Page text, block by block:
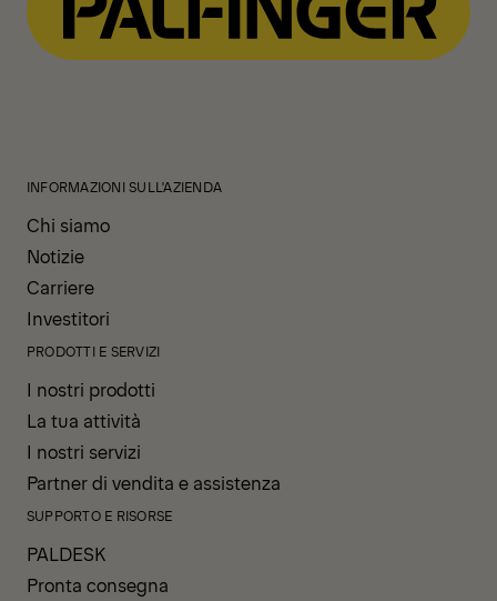
INFORMAZIONI SULL'AZIENDA
Chi siamo
Notizie
Carriere
Investitori
PRODOTTI E SERVIZI
I nostri prodotti
La tua attività
I nostri servizi
Partner di vendita e assistenza
SUPPORTO E RISORSE
PALDESK
Pronta consegna